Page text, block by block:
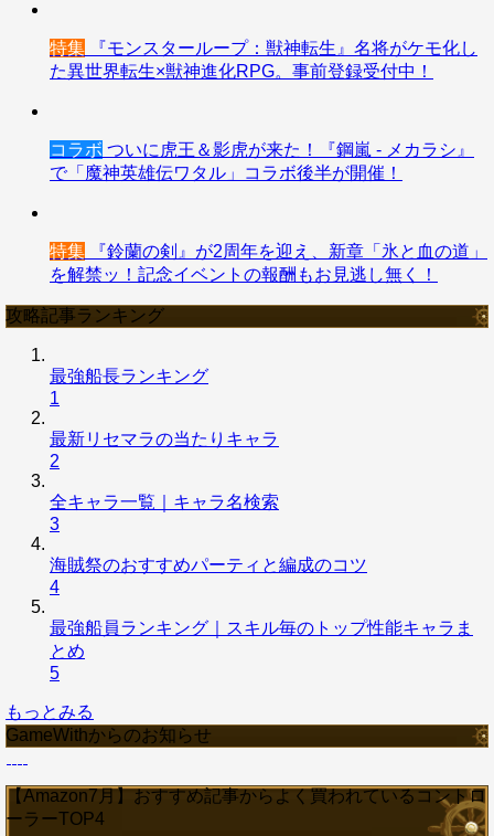
特集 『モンスターループ：獣神転生』名将がケモ化し
た異世界転生×獣神進化RPG。事前登録受付中！
コラボ ついに虎王＆影虎が来た！『鋼嵐 - メカラシ』
で「魔神英雄伝ワタル」コラボ後半が開催！
特集 『鈴蘭の剣』が2周年を迎え、新章「氷と血の道」
を解禁ッ！記念イベントの報酬もお見逃し無く！
攻略記事ランキング
最強船長ランキング
1
最新リセマラの当たりキャラ
2
全キャラ一覧｜キャラ名検索
3
海賊祭のおすすめパーティと編成のコツ
4
最強船員ランキング｜スキル毎のトップ性能キャラま
とめ
5
もっとみる
GameWithからのお知らせ
【Amazon7月】おすすめ記事からよく買われているコントロ
ーラーTOP4